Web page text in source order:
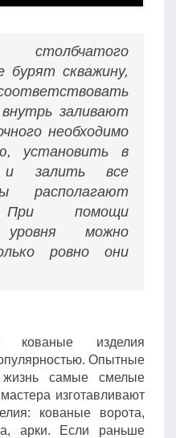
столбчатого
бурят скважину,
заливают
необходимо
установить в
и залить все
располагают
При помощи
уровня можно
ровно они
изделия
Опытные
самые смелые
изготавливают
кованые ворота,
арки. Если раньше